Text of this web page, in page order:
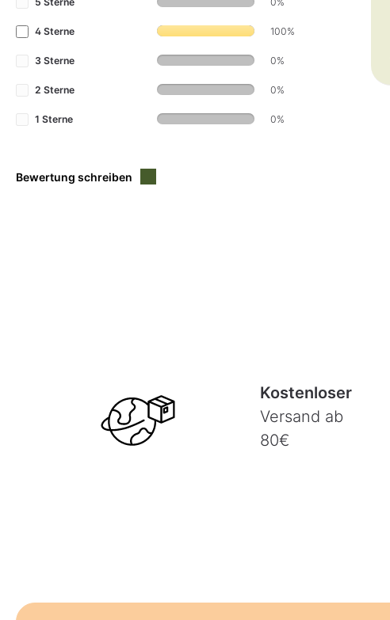
4 Sterne 100%
3 Sterne 0%
2 Sterne 0%
1 Sterne 0%
Bewertung schreiben
Kostenloser
Versand ab
80€